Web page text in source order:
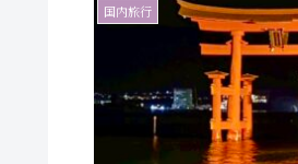
国内旅行